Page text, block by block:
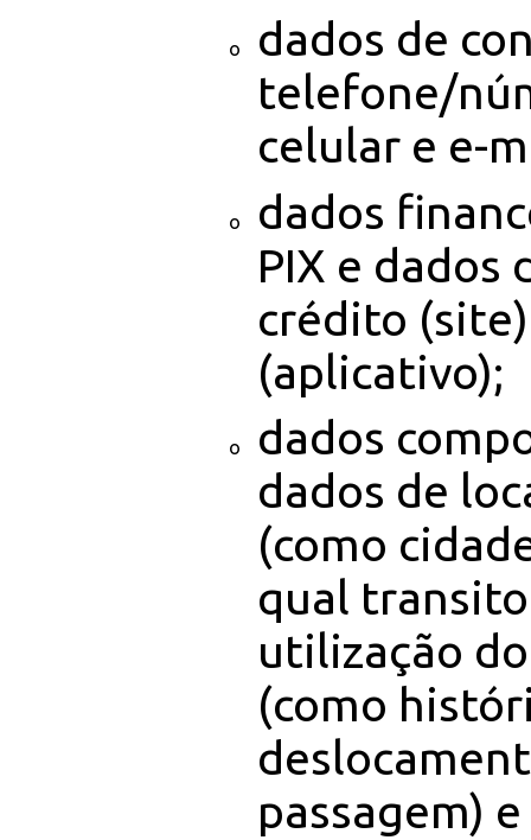
dados de
telefone/
celular e e-
dados
PIX e dados
crédito
(aplicativo);
dados
dados de
(como
qual
utilização
(como
passagem)